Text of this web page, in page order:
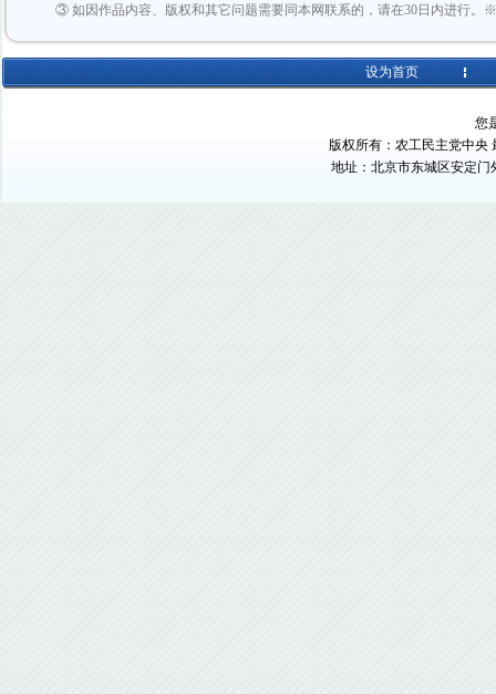
③ 如因作品内容、版权和其它问题需要同本网联系的，请在30日内进行。※
设为首页
您
版权所有：农工民主党中央
地址：北京市东城区安定